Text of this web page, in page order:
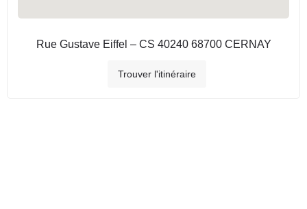
Rue Gustave Eiffel – CS 40240 68700 CERNAY
Trouver l'itinéraire